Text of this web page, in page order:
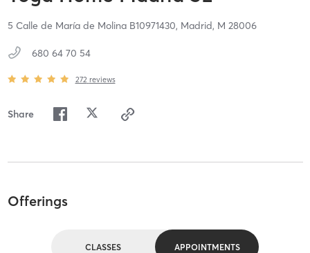
5 Calle de María de Molina B10971430, Madrid, M 28006
680 64 70 54
272 reviews
Share
Offerings
CLASSES APPOINTMENTS